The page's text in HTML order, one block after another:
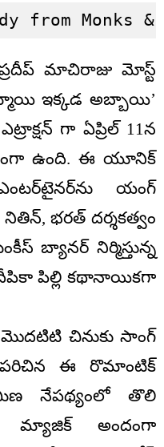
from
మాచిరాజు మోస్ట్
ఇక్కడ అబ్బాయి’
గా ఏప్రిల్ 11న
ఉంది. ఈ యూనిక్
యంగ్
భరత్ దర్శకత్వం
బ్యానర్ నిర్మిస్తున్న
పిల్లి కథానాయికగా
మొదటిటి చినుకు సాంగ్
ఈ రొమాంటిక్
నేపథ్యంలో తొలి
మ్యాజిక్ అందంగా